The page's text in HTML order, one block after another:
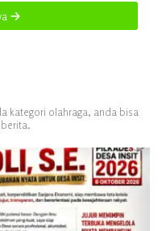
kategori olahraga, anda bisa